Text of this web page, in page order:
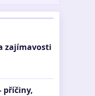
zajímavosti
příčiny,